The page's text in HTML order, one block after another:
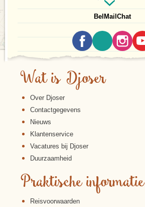
Bel Mail Chat
Wat is Djoser
Over Djoser
Contactgegevens
Nieuws
Klantenservice
Vacatures bij Djoser
Duurzaamheid
Praktische informatie
Reisvoorwaarden